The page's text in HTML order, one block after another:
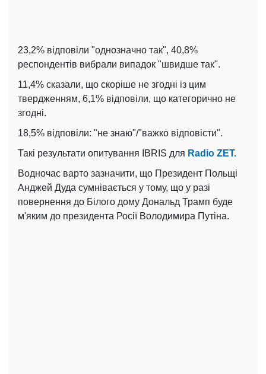
23,2% відповіли "однозначно так", 40,8%
респондентів вибрали випадок "швидше так".
11,4% сказали, що скоріше не згодні із цим
твердженням, 6,1% відповіли, що категорично не
згодні.
18,5% відповіли: "не знаю"/"важко відповісти".
Такі результати опитування IBRIS для Radio ZET.
Водночас варто зазначити, що Президент Польщі
Анджей Дуда сумнівається у тому, що у разі
повернення до Білого дому Дональд Трамп буде
м'яким до президента Росії Володимира Путіна.